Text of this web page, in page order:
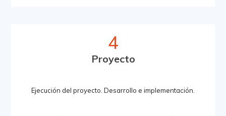
4
Proyecto
Ejecución del proyecto. Desarrollo e implementación.